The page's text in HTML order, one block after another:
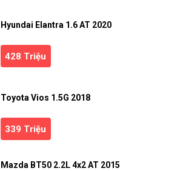
Hyundai Elantra 1.6 AT 2020
428 Triệu
Toyota Vios 1.5G 2018
339 Triệu
Mazda BT50 2.2L 4x2 AT 2015